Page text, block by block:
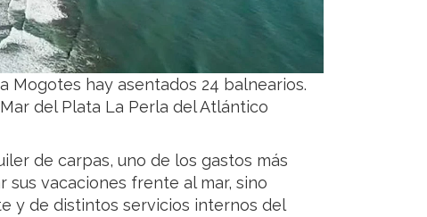
Mogotes hay asentados 24 balnearios.
del Plata La Perla del Atlántico
de carpas, uno de los gastos más
vacaciones frente al mar, sino
y de distintos servicios internos del